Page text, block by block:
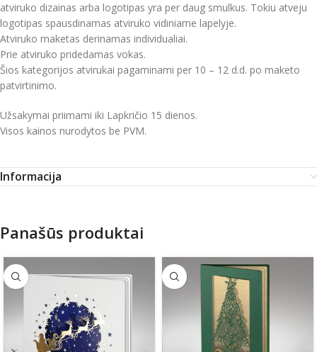
atviruko dizainas arba logotipas yra per daug smulkus. Tokiu atveju
logotipas spausdinamas atviruko vidiniame lapelyje.
Atviruko maketas derinamas individualiai.
Prie atviruko pridedamas vokas.
Šios kategorijos atvirukai pagaminami per 10 – 12 d.d. po maketo
patvirtinimo.
Užsakymai priimami iki Lapkričio 15 dienos.
Visos kainos nurodytos be PVM.
Informacija
Panašūs produktai